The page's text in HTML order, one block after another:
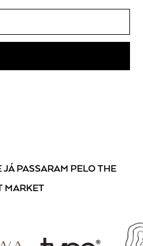
JÁ PASSARAM PELO THE
MARKET